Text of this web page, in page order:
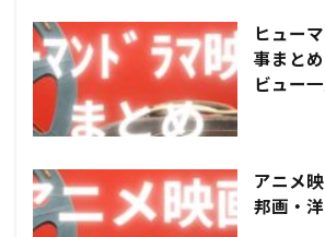
ヒュー
事まと
ビュー
アニメ
邦画・